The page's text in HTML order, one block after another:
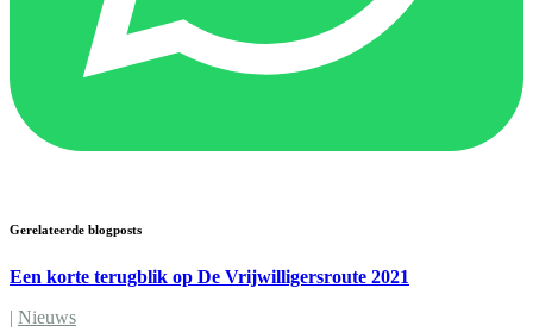
Gerelateerde blogposts
Een korte terugblik op De Vrijwilligersroute 2021
| Nieuws